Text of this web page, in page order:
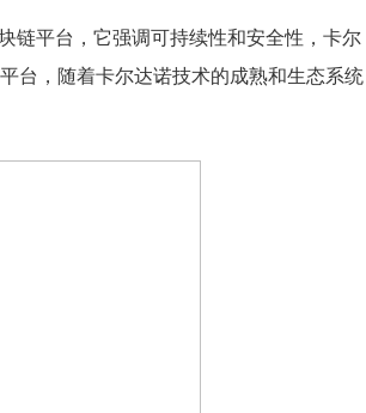
链平台，它强调可持续性和安全性，卡尔
台，随着卡尔达诺技术的成熟和生态系统